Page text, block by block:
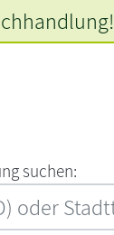
‍s‍u‍c‍h‍e‍n‍:‍